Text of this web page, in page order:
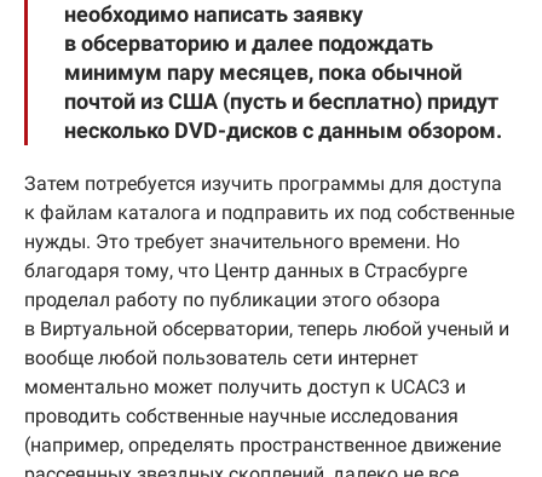
необходимо написать заявку
в обсерваторию и далее подождать
минимум пару месяцев, пока обычной
почтой из США (пусть и бесплатно) придут
несколько DVD-дисков с данным обзором.
Затем потребуется изучить программы для доступа
к файлам каталога и подправить их под собственные
нужды. Это требует значительного времени. Но
благодаря тому, что Центр данных в Страсбурге
проделал работу по публикации этого обзора
в Виртуальной обсерватории, теперь любой ученый и
вообще любой пользователь сети интернет
моментально может получить доступ к UCAC3 и
проводить собственные научные исследования
(например, определять пространственное движение